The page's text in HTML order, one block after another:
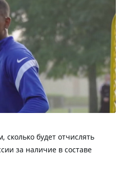
будет отчислять
за наличие в составе